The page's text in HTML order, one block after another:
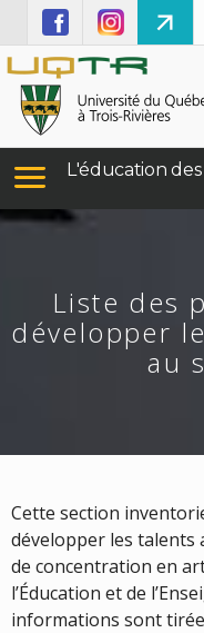
L'éducation
Liste des
développer
au
Cette section
développer les talents
de concentration en
l’Éducation et de
informations sont